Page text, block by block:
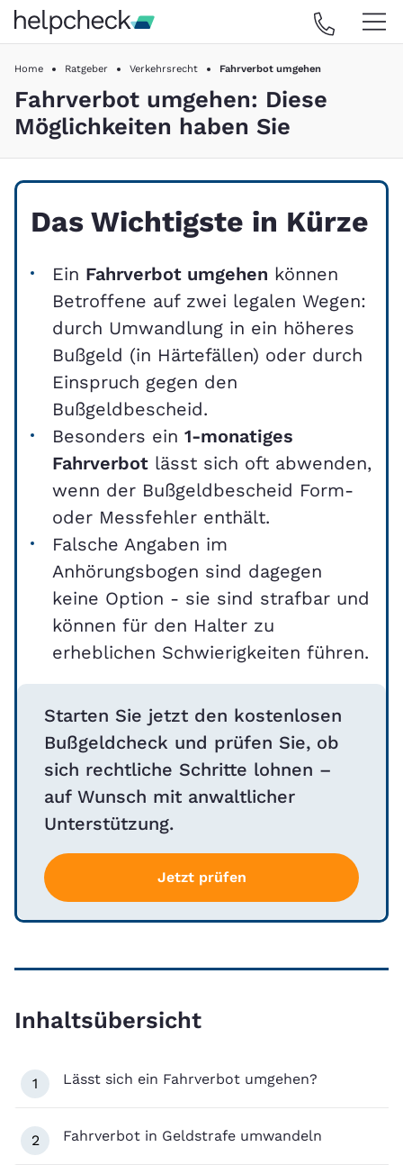
Home Ratgeber Verkehrsrecht Fahrverbot umgehen
Fahrverbot umgehen: Diese
Möglichkeiten haben Sie
Das Wichtigste in Kürze
Ein Fahrverbot umgehen können
Betroffene auf zwei legalen Wegen:
durch Umwandlung in ein höheres
Bußgeld (in Härtefällen) oder durch
Einspruch gegen den
Bußgeldbescheid.
Besonders ein 1-monatiges
Fahrverbot lässt sich oft abwenden,
wenn der Bußgeldbescheid Form-
oder Messfehler enthält.
Falsche Angaben im
Anhörungsbogen sind dagegen
keine Option - sie sind strafbar und
können für den Halter zu
erheblichen Schwierigkeiten führen.
Starten Sie jetzt den kostenlosen
Bußgeldcheck und prüfen Sie, ob
sich rechtliche Schritte lohnen –
auf Wunsch mit anwaltlicher
Unterstützung.
Jetzt prüfen
Inhaltsübersicht
1 Lässt sich ein Fahrverbot umgehen?
2 Fahrverbot in Geldstrafe umwandeln